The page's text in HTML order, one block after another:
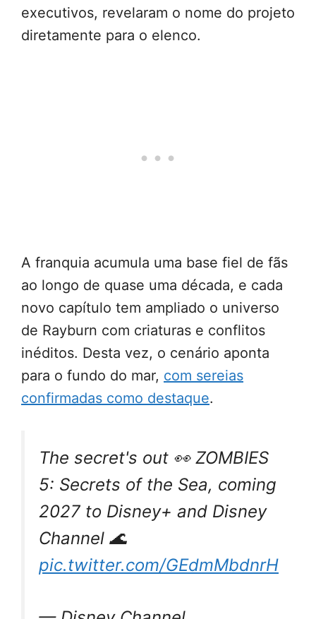
executivos, revelaram o nome do projeto
diretamente para o elenco.
A franquia acumula uma base fiel de fãs
ao longo de quase uma década, e cada
novo capítulo tem ampliado o universo
de Rayburn com criaturas e conflitos
inéditos. Desta vez, o cenário aponta
para o fundo do mar, com sereias
confirmadas como destaque.
The secret's out 👀 ZOMBIES
5: Secrets of the Sea, coming
2027 to Disney+ and Disney
Channel 🌊
pic.twitter.com/GEdmMbdnrH